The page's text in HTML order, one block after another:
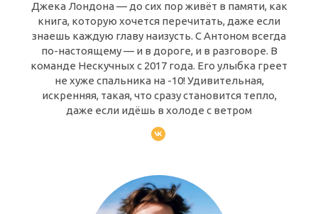
Джека Лондона — до сих пор живёт в памяти, как
книга, которую хочется перечитать, даже если
знаешь каждую главу наизусть. С Антоном всегда
по-настоящему — и в дороге, и в разговоре. В
команде Нескучных с 2017 года. Его улыбка греет
не хуже спальника на -10! Удивительная,
искренняя, такая, что сразу становится тепло,
даже если идёшь в холоде с ветром